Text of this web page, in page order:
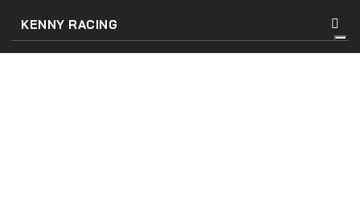
KENNY RACING